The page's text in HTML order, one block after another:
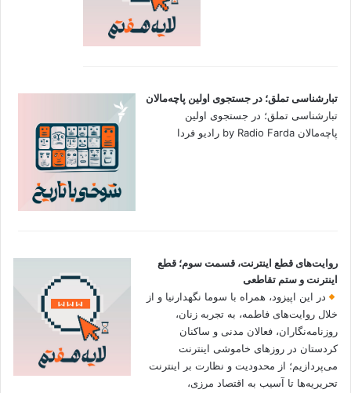
تبارشناسی تملق؛ در جستجوی اولین‌ پاچه‌مالان
تبارشناسی تملق؛ در جستجوی اولین‌
پاچه‌مالان by Radio Farda رادیو فردا
روایت‌های قطع اینترنت، قسمت سوم؛ قطع
اینترنت و ستم تقاطعی
در این اپیزود، همراه با سوما نگهدارنیا و از
خلال روایت‌های فاطمه، به تجربه زنان،
روزنامه‌نگاران، فعالان مدنی و ساکنان
کردستان در روزهای خاموشی اینترنت
می‌پردازیم؛ از محدودیت و نظارت بر اینترنت
تحریریه‌ها تا آسیب به اقتصاد مرزی،